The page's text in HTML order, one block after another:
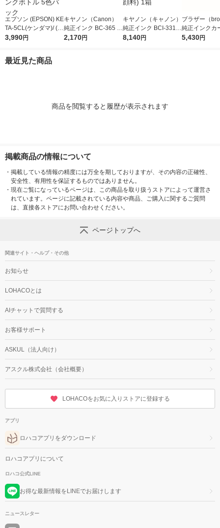
エプソン (EPSON) KE
TA-5CL(ケンダマ)/ (タ
ケトンボ) 純正インク
3,990円
キヤノン（Canon）
純正インク BC-365 ブ
ラック 1個
2,170円
キヤノン（キャノン）
純正インク BCI-331+
330/6MP BK/C/M/Y/G
8,140円
ブラザー（
純正インクカ
ジ LC10-4PK
5,430円
最近見た商品
商品を閲覧すると履歴が表示されます
掲載商品の情報について
・ 掲載している情報の精度には万全を期しておりますが、その内容の正確性、
安全性、有用性を保証するものではありません。
・ 現在ご覧になっているページは、この商品を取り扱うストアによって運営さ
れています。ページに記載されている内容や商品、ご購入に関するご質問
は、直接各ストアにお問い合わせください。
ページトップへ
関連サイト・ヘルプ・その他
お知らせ
LOHACOとは
AIチャットで質問する
お客様サポート
ASKUL（法人向け）
アスクル株式会社（会社概要）
LOHACOをお気に入りストアに登録する
アプリ
ロハコアプリをダウンロード
ロハコアプリについて
ロハコ公式LINE
お得な最新情報をLINEでお届けします
ニュースレター